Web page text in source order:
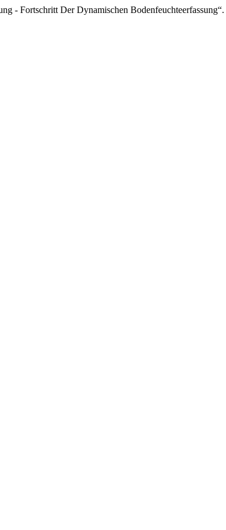
- Fortschritt Der Dynamischen Bodenfeuchteerfassung“.